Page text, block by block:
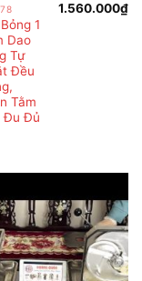
1
Dao
Tự
Đều
Tằm
Đu Đủ
1.560.000₫